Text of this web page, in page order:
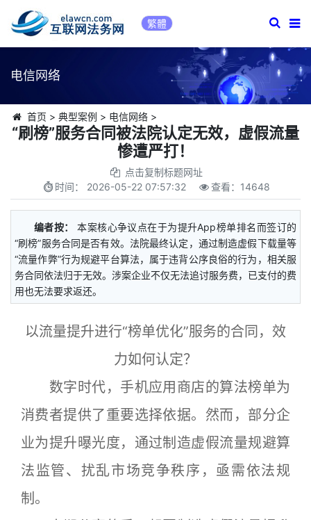
繁體
电信网络
首页 > 典型案例 > 电信网络>
“刷榜”服务合同被法院认定无效，虚假流量
惨遭严打！
点击复制标题网址
时间： 2026-05-22 07:57:32 查看： 14648
编者按：
本案核心争议点在于为提升App榜单排名而签订的
“刷榜”服务合同是否有效。法院最终认定，通过制造虚假下载量等
“流量作弊”行为规避平台算法，属于违背公序良俗的行为，相关服
务合同依法归于无效。涉案企业不仅无法追讨服务费，已支付的费
用也无法要求返还。
以流量提升进行“榜单优化”服务的合同，效
力如何认定？
数字时代，手机应用商店的算法榜单为
消费者提供了重要选择依据。然而，部分企
业为提升曝光度，通过制造虚假流量规避算
法监管、扰乱市场竞争秩序，亟需依法规
制。